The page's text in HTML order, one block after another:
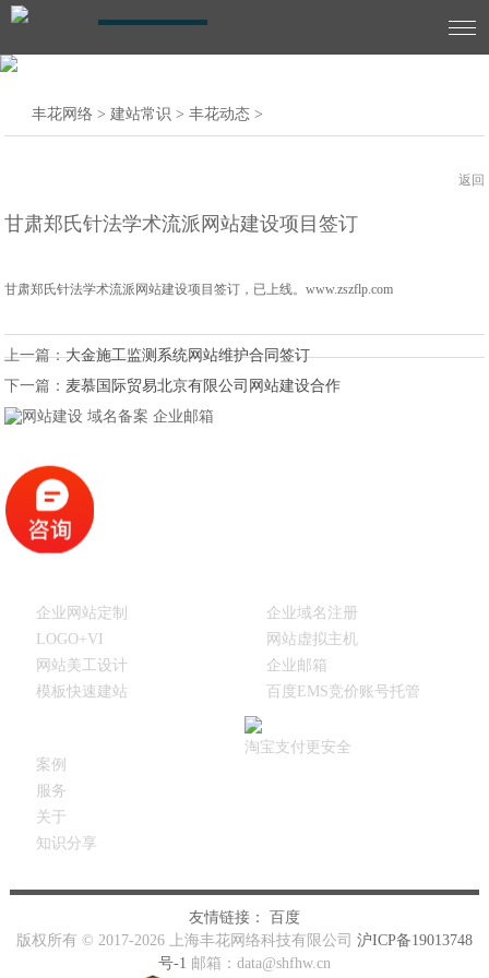
SHARE
丰花网络 >建站常识 >丰花动态 >
甘肃郑氏针法学术流派网站建设项目签订
返回
甘肃郑氏针法学术流派网站建设项目签订，已上线。www.zszflp.com
上一篇：大金施工监测系统网站维护合同签订
下一篇： 麦慕国际贸易北京有限公司网站建设合作
企业网站定制
LOGO+VI
网站美工设计
模板快速建站
企业域名注册
网站虚拟主机
企业邮箱
百度EMS竞价账号托管
案例
服务
关于
知识分享
淘宝支付更安全
友情链接：
百度
版权所有 © 2017-2026 上海丰花网络科技有限公司 沪ICP备19013748
号-1 邮箱：data@shfhw.cn